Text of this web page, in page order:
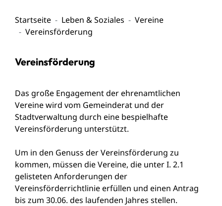
Startseite Leben & Soziales
Vereine
Vereinsförderung
Vereinsförderung
Das große Engagement der ehrenamtlichen
Vereine wird vom Gemeinderat und der
Stadtverwaltung durch eine bespielhafte
Vereinsförderung unterstützt.
Um in den Genuss der Vereinsförderung zu
kommen, müssen die Vereine, die unter I. 2.1
gelisteten Anforderungen der
Vereinsförderrichtlinie erfüllen und einen Antrag
bis zum 30.06. des laufenden Jahres stellen.